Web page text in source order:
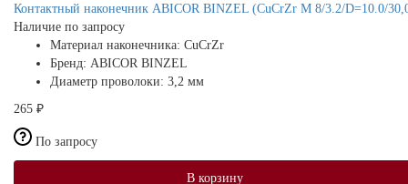
Контактный наконечник ABICOR BINZEL (CuCrZr M 8/3.2/D=10.0/
Наличие по запросу
Материал наконечника: CuCrZr
Бренд: ABICOR BINZEL
Диаметр проволоки: 3,2 мм
265 ₽
По запросу
В корзину